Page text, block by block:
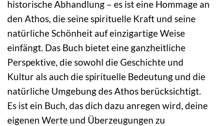
historische Abhandlung – es ist eine Hommage an
den Athos, die seine spirituelle Kraft und seine
natürliche Schönheit auf einzigartige Weise
einfängt. Das Buch bietet eine ganzheitliche
Perspektive, die sowohl die Geschichte und
Kultur als auch die spirituelle Bedeutung und die
natürliche Umgebung des Athos berücksichtigt.
Es ist ein Buch, das dich dazu anregen wird, deine
eigenen Werte und Überzeugungen zu